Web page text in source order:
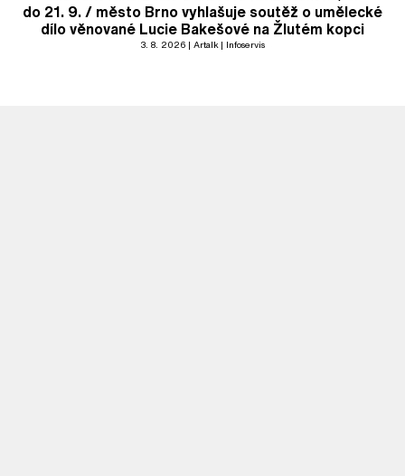
do 21. 9. / město Brno vyhlašuje soutěž o umělecké
dílo věnované Lucie Bakešové na Žlutém kopci
3. 8. 2026 Artalk Infoservis